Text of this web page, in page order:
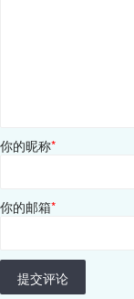
你的昵称*
你的邮箱*
提交评论